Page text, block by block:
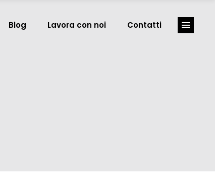
Blog Lavora con noi Contatti